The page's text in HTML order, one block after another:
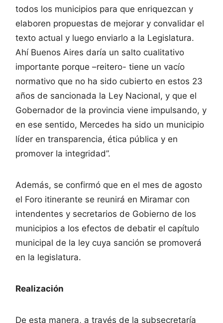
todos los municipios para que enriquezcan y
elaboren propuestas de mejorar y convalidar el
texto actual y luego enviarlo a la Legislatura.
Ahí Buenos Aires daría un salto cualitativo
importante porque –reitero- tiene un vacío
normativo que no ha sido cubierto en estos 23
años de sancionada la Ley Nacional, y que el
Gobernador de la provincia viene impulsando, y
en ese sentido, Mercedes ha sido un municipio
líder en transparencia, ética pública y en
promover la integridad”.
Además, se confirmó que en el mes de agosto
el Foro itinerante se reunirá en Miramar con
intendentes y secretarios de Gobierno de los
municipios a los efectos de debatir el capítulo
municipal de la ley cuya sanción se promoverá
en la legislatura.
Realización
De esta manera, a través de la subsecretaría